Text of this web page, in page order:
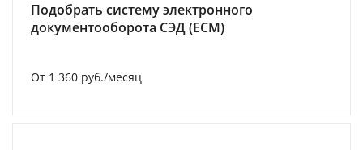
Подобрать систему электронного
документооборота СЭД (ECM)
От 1 360 руб./месяц